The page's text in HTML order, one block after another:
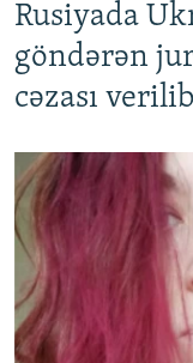
Rusiyada
göndərən
cəzası verilib